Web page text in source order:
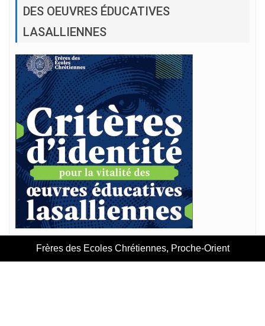
DES OEUVRES ÉDUCATIVES
LASALLIENNES
Frères des Ecoles Chrétiennes, Proche-Orient